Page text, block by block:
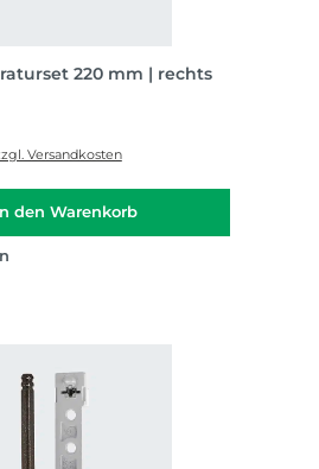
220 mm | rechts
Versandkosten
den Warenkorb